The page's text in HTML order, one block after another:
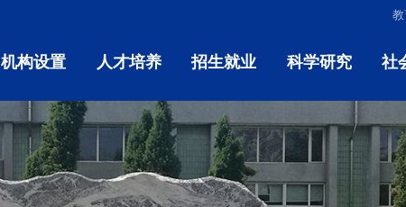
机构设置 人才培养 招生就业 科学研究 社